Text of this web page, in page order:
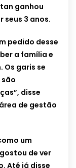
ganhou
3 anos.
pedido desse
a família e
Os garis se
disse
de gestão
um
de ver
Até já disse